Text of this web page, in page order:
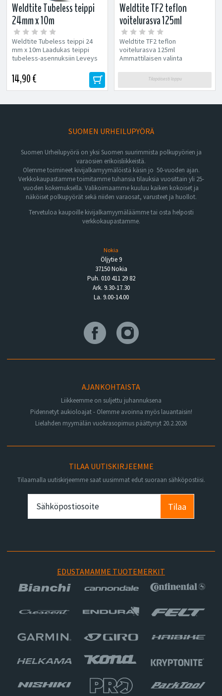
Weldtite Tubeless teippi
24mm x 10m
Weldtite Tubeless teippi 24
mm x 10m Laadukas teippi
tubeless-asennuksiin Leveys
14,90 €
Weldtite TF2 teflon
voitelurasva 125ml
Weldtite TF2 teflon
voitelurasva 125ml
Ammattilaisen valinta
polkimien ja
jousitusjärjestelmien...
Tilapäisesti loppu
SUOMEN URHEILUPYÖRÄ
Suomen Urheilupyörä on yksi Suomen suurimmista polkupyörien ja
varaosien erikoisliikkeistä.
Olemme toimineet kivijalkamyymälöistä käsin jo 50-vuoden ajan.
Verkkokaupastamme toimitamme tuhansia tilauksia vuosittain yli 25-
vuoden kokemuksella. Valikoimaamme kuuluu kaiken kokoiset ja
näköiset polkupyörät sekä niiden varaosat, varusteet ja huollot.
Tervetuloa kaupoille kivijalkamyymäläämme tai osta helposti
verkkokaupastamme.
Nokia
Öljytie 9
37150 Nokia
Puh. 010 411 29 82
Ark. 9.30-17.30
La. 9.00-14.00
AJANKOHTAISTA
Liikkeemme on suljettu juhannuksena
Pidennetyt aukioloajat - Olemme avoinna myös lauantaisin!
Lielahden myymälän vuokrasopimus päättynyt 20.2.2026
TILAA UUTISKIRJEEMME
Tilaamalla uutiskirjeemme saat uusimmat edut suoraan sähköpostiisi.
Tilaa
EDUSTAMAMME TUOTEMERKIT